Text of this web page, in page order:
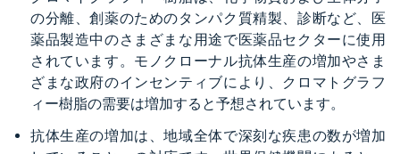
の分離、創薬のためのタンパク質精製、診断など、医
薬品製造中のさまざまな用途で医薬品セクターに使用
されています。モノクローナル抗体生産の増加やさま
ざまな政府のインセンティブにより、クロマトグラフ
ィー樹脂の需要は増加すると予想されています。
抗体生産の増加は、地域全体で深刻な疾患の数が増加